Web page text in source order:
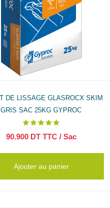
DE LISSAGE GLASROCX SKIM
GRIS SAC 25KG GYPROC
90.900 DT TTC/ Sac
Ajouter au panier